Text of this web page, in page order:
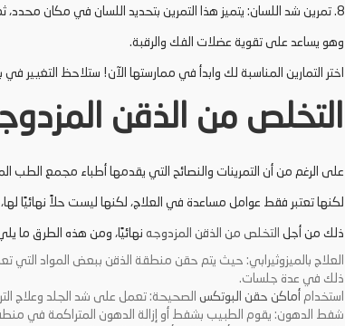
8. تمرين شد اللسان: يتميز هذا التمرين بتحديد اللسان في مكان محدد، ثم إجراء حركات معينة.
وهو يساعد على تقوية عضلات الفك والرقبة.
اختر التمارين المناسبة لك وابدأ في ممارستها الآن! ستلاحظ التغيير
التخلص من الذقن
على الرغم من أن التمرينات والنصائح التي يقدمها أطباء مجمع الطب
لكنها تعتبر فقط عوامل مساعدة في العلاج، لكنها ليست حلاً نهائيًا
ذلك من أجل التخلص من الذقن المزدوجه نهائيًا، ومن هذه الطرق ما
العلاج بالميزوثيرابي: حيث يتم حقن منطقة الذقن ببعض المواد
ذلك في عدة جلسات.
استخدام أماكن حقن البوتكس الصحيحة: تعمل على شد الجلد وعلاج
شفط الدهون: يقوم الطبيب بشفط أو إزالة الدهون المتراكمة في